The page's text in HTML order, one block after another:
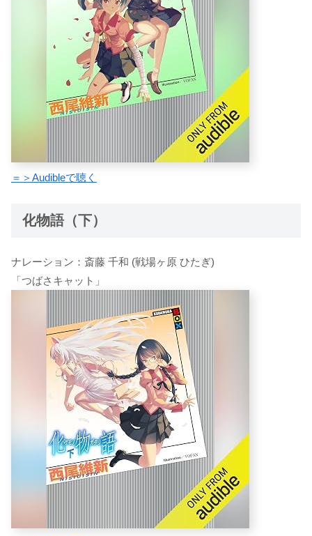
＝＞Audibleで聴く
化物語（下）
ナレーション：斎藤 千和 (戦場ヶ原 ひたぎ)
「つばさキャット」